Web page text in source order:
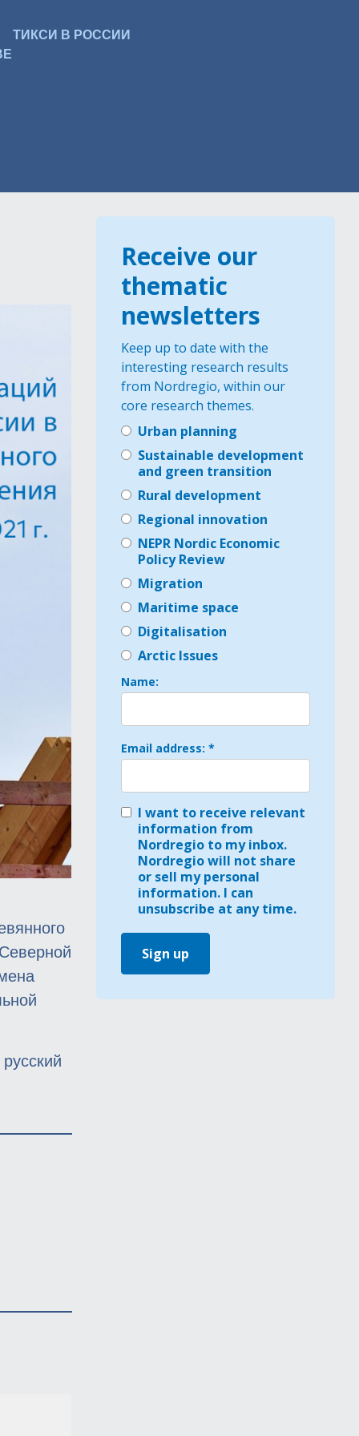
ТИКСИ В РОССИИ
Receive our
thematic
newsletters
Keep up to date with the
interesting research results
from Nordregio, within our
core research themes.
Urban planning
Sustainable development
and green transition
Rural development
Regional innovation
NEPR Nordic Economic
Policy Review
Migration
Maritime space
Digitalisation
Arctic Issues
Name:
Email address: *
I want to receive relevant
information from
Nordregio to my inbox.
Nordregio will not share
or sell my personal
information. I can
unsubscribe at any time.
Sign up